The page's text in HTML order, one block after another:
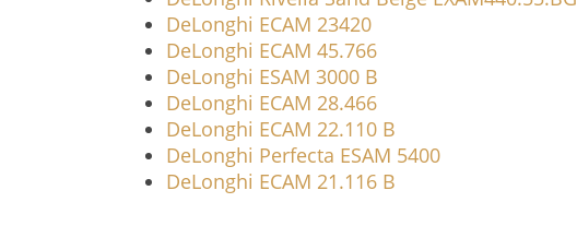
DeLonghi ECAM 23420
DeLonghi ECAM 45.766
DeLonghi ESAM 3000 B
DeLonghi ECAM 28.466
DeLonghi ECAM 22.110 B
DeLonghi Perfecta ESAM 5400
DeLonghi ECAM 21.116 B